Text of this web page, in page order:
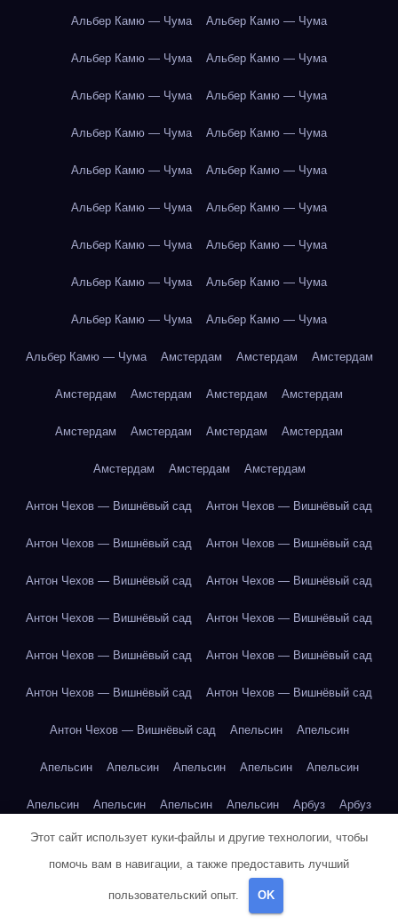
Альбер Камю — Чума Альбер Камю — Чума
Альбер Камю — Чума Альбер Камю — Чума
Альбер Камю — Чума Альбер Камю — Чума
Альбер Камю — Чума Альбер Камю — Чума
Альбер Камю — Чума Альбер Камю — Чума
Альбер Камю — Чума Альбер Камю — Чума
Альбер Камю — Чума Альбер Камю — Чума
Альбер Камю — Чума Альбер Камю — Чума
Альбер Камю — Чума Альбер Камю — Чума
Альбер Камю — Чума Амстердам Амстердам Амстердам
Амстердам Амстердам Амстердам Амстердам
Амстердам Амстердам Амстердам Амстердам
Амстердам Амстердам Амстердам
Антон Чехов — Вишнёвый сад Антон Чехов — Вишнёвый сад
Антон Чехов — Вишнёвый сад Антон Чехов — Вишнёвый сад
Антон Чехов — Вишнёвый сад Антон Чехов — Вишнёвый сад
Антон Чехов — Вишнёвый сад Антон Чехов — Вишнёвый сад
Антон Чехов — Вишнёвый сад Антон Чехов — Вишнёвый сад
Антон Чехов — Вишнёвый сад Антон Чехов — Вишнёвый сад
Антон Чехов — Вишнёвый сад Апельсин Апельсин
Апельсин Апельсин Апельсин Апельсин Апельсин
Апельсин Апельсин Апельсин Апельсин Арбуз Арбуз
Арбуз Арбуз Арбуз Арбуз Банан Банан Банан
Банан Банан
Бангкок
Этот сайт использует куки-файлы и другие технологии, чтобы
помочь вам в навигации, а также предоставить лучший
пользовательский опыт. OK